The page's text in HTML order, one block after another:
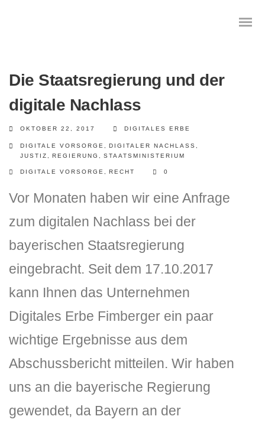
Das digitale Testament
Internetsuche
Wie regeln Sie ihren digitalen Nachlass
Digitaler Nachlass
DLH Stick – Sicherheitskonzept
Hilfe
Die Staatsregierung und der
digitale Nachlass
OKTOBER 22, 2017 DIGITALES ERBE
DIGITALE VORSORGE DIGITALER NACHLASS
JUSTIZ
REGIERUNG STAATSMINISTERIUM
DIGITALE VORSORGE RECHT 0
Vor Monaten haben wir eine Anfrage
zum digitalen Nachlass bei der
bayerischen Staatsregierung
eingebracht. Seit dem 17.10.2017
kann Ihnen das Unternehmen
Digitales Erbe Fimberger ein paar
wichtige Ergebnisse aus dem
Abschussbericht mitteilen. Wir haben
uns an die bayerische Regierung
gewendet, da Bayern an der